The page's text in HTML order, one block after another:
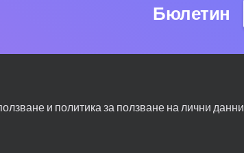
Бюлетин
и политика за ползване на лични данни